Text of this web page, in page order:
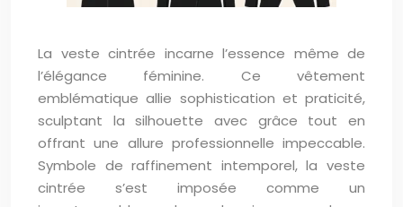
La veste cintrée incarne l’essence même de
l’élégance féminine. Ce vêtement
emblématique allie sophistication et praticité,
sculptant la silhouette avec grâce tout en
offrant une allure professionnelle impeccable.
Symbole de raffinement intemporel, la veste
cintrée s’est imposée comme un